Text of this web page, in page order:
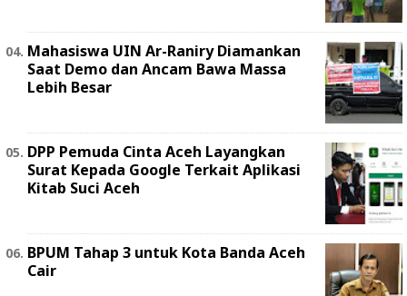
Mahasiswa UIN Ar-Raniry Diamankan
Saat Demo dan Ancam Bawa Massa
Lebih Besar
DPP Pemuda Cinta Aceh Layangkan
Surat Kepada Google Terkait Aplikasi
Kitab Suci Aceh
BPUM Tahap 3 untuk Kota Banda Aceh
Cair